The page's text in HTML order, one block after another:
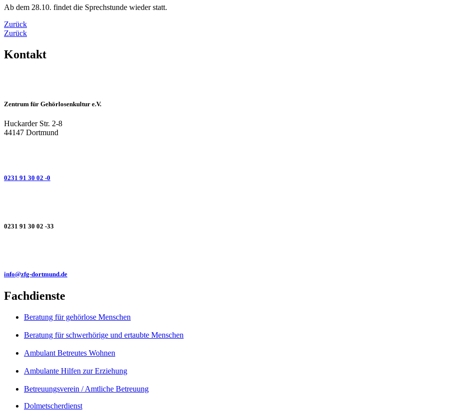
Ab dem 28.10. findet die Sprechstunde wieder statt.
Zurück
Zurück
Kontakt
Zentrum für Gehörlosenkultur e.V.
Huckarder Str. 2-8
44147 Dortmund
0231 91 30 02 -0
0231 91 30 02 -33
info@zfg-dortmund.de
Fachdienste
Beratung für gehörlose Menschen
Beratung für schwerhörige und ertaubte Menschen
Ambulant Betreutes Wohnen
Ambulante Hilfen zur Erziehung
Betreuungsverein / Amtliche Betreuung
Dolmetscherdienst